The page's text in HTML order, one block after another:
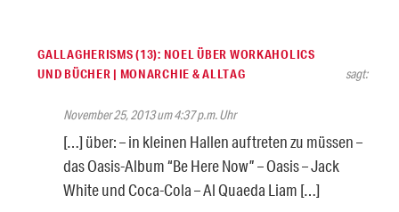
GALLAGHERISMS (13): NOEL ÜBER WORKAHOLICS
UND BÜCHER | MONARCHIE & ALLTAG
sagt:
November 25, 2013 um 4:37 p.m. Uhr
[…] über: – in kleinen Hallen auftreten zu müssen –
das Oasis-Album “Be Here Now” – Oasis – Jack
White und Coca-Cola – Al Quaeda Liam […]